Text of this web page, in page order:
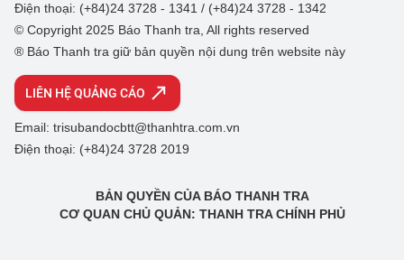
Điện thoại: (+84)24 3728 - 1341 / (+84)24 3728 - 1342
© Copyright 2025 Báo Thanh tra, All rights reserved
® Báo Thanh tra giữ bản quyền nội dung trên website này
LIÊN HỆ QUẢNG CÁO
Email: trisubandocbtt@thanhtra.com.vn
Điện thoại: (+84)24 3728 2019
BẢN QUYỀN CỦA BÁO THANH TRA
CƠ QUAN CHỦ QUẢN: THANH TRA CHÍNH PHỦ